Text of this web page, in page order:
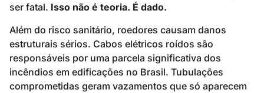
ser fatal. Isso não é teoria. É dado.
Além do risco sanitário, roedores causam danos
estruturais sérios. Cabos elétricos roídos são
responsáveis por uma parcela significativa dos
incêndios em edificações no Brasil. Tubulações
comprometidas geram vazamentos que só aparecem